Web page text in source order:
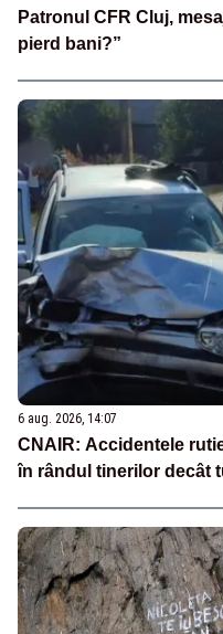
Patronul CFR Cluj,
pierd bani?”
6 aug. 2026, 14:07
CNAIR: Accidentele
în rândul tinerilor decât